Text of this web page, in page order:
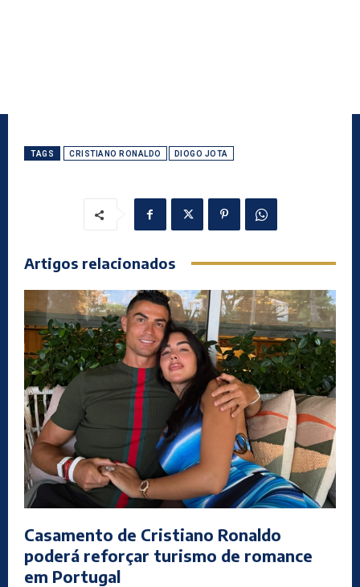
TAGS CRISTIANO RONALDO DIOGO JOTA
Artigos relacionados
Casamento de Cristiano Ronaldo
poderá reforçar turismo de romance
em Portugal